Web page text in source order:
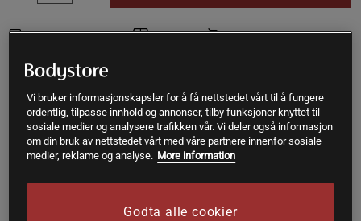
Gratis frakt over 399 kr Gratis retur 14 dagers angrerett
SKU #A389-10 | EAN7350046227392
Kokosmel fra Powerfruits inneholder betydelig mindre
karbohydrater og mer fiber enn vanlig mel og er et glutenfritt
alternativ til hvetemel ved baking og matlaging.
Vi bruker informasjonskapsler for å få nettstedet vårt til å fungere
ordentlig, tilpasse innhold og annonser, tilby funksjoner knyttet til
sosiale medier og analysere trafikken vår. Vi deler også informasjon
om din bruk av nettstedet vårt med våre partnere innenfor sosiale
medier, reklame og analyse. More information
Godta alle cookier